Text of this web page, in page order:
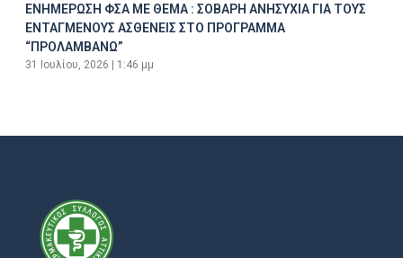
ΕΝΗΜΕΡΩΣΗ ΦΣΑ ΜΕ ΘΕΜΑ : ΣΟΒΑΡΗ ΑΝΗΣΥΧΙΑ ΓΙΑ ΤΟΥΣ
ΕΝΤΑΓΜΕΝΟΥΣ ΑΣΘΕΝΕΙΣ ΣΤΟ ΠΡΟΓΡΑΜΜΑ
“ΠΡΟΛΑΜΒΑΝΩ”
31 Ιουλίου, 2026 1:46 μμ